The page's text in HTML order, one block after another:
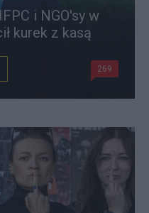
i NGO'sy w
kurek z kasą
269